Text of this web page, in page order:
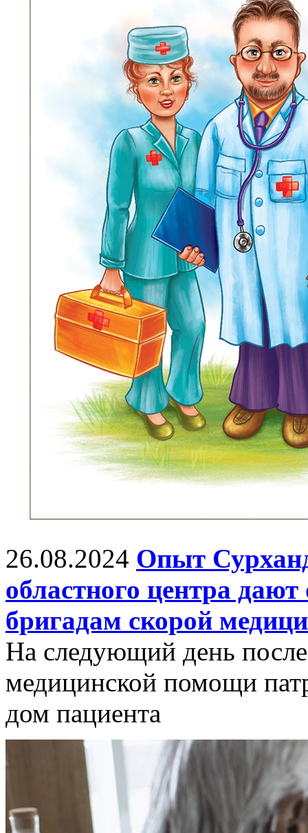
26.08.2024 Опыт
областного центра
бригадам скорой
На следующий день
медицинской помощи
дом пациента